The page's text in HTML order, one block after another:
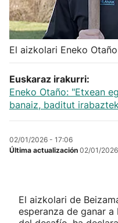
Balonmano
Kirolak 360
Atletismo
Carreras de montaña
Más deportes
El aizkolari Eneko
Euskaraz irakurri:
Eneko Otaño: "Etxean
banaiz, baditut
02/01/2026 - 17:06
Última actualización 02/01/
El aizkolari de
esperanza de ganar a